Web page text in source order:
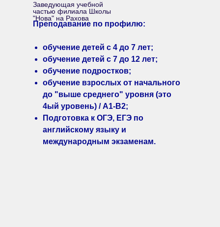
Заведующая учебной
частью филиала Школы
"Нова" на Рахова
Преподавание по профилю:
обучение детей c 4 до 7 лет;
обучение детей с 7 до 12 лет;
обучение подростков;
обучение взрослых от начального
до "выше среднего" уровня (это
4ый уровень) / A1-B2;
Подготовка к ОГЭ, ЕГЭ по
английскому языку и
международным экзаменам.